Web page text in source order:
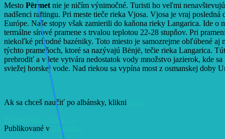
Mesto Përmet nie je ničím výnimočné. Turisti ho veľmi
nadšenci raftingu. Pri meste tieče rieka Vjosa. Vjosa je vraj posledná
Európe. Naše stopy však zamierili do kaňona rieky Langarica. Ide o
termálne sírové pramene s trvalou teplotou 22-28 stupňov. Pri
niekoľké prírodné bazéniky. Toto miesto je samozrejme obľúbené aj
týchto prameňoch, ktoré sa nazývajú Bënjë, tečie rieka Langarica.
prebrodiť a v lete vytvára nedostatok vody množstvo jazierok, kde
sviežej horskej vode. Nad riekou sa vypína most z osmanskej doby
Ak sa chceš naučiť po albánsky, klikni
Pokračovať v čítaní
Publikované v
Albánsko